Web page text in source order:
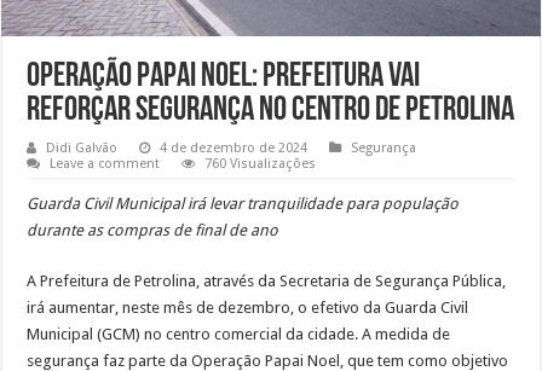
Operação Papai Noel: Prefeitura vai
reforçar segurança no Centro de Petrolina
Didi Galvão 4 de dezembro de 2024
Segurança
Leave a comment
760 Visualizações
Guarda Civil Municipal irá levar tranquilidade para população
durante as compras de final de ano
A Prefeitura de Petrolina, através da Secretaria de Segurança Pública,
irá aumentar, neste mês de dezembro, o efetivo da Guarda Civil
Municipal (GCM) no centro comercial da cidade. A medida de
segurança faz parte da Operação Papai Noel, que tem como objetivo